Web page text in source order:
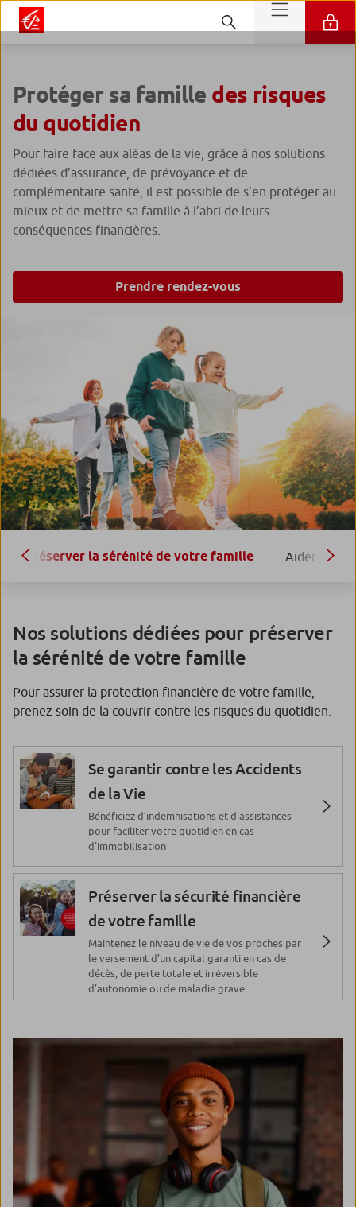
Protéger sa famille des risques
du quotidien
Pour faire face aux aléas de la vie, grâce à nos solutions
dédiées d’assurance, de prévoyance et de
complémentaire santé, il est possible de s’en protéger au
mieux et de mettre sa famille à l’abri de leurs
conséquences financières.
Prendre rendez-vous
Préserver la sérénité de votre famille Aider et
Nos solutions dédiées pour préserver
la sérénité de votre famille
Pour assurer la protection financière de votre famille,
prenez soin de la couvrir contre les risques du quotidien.
Se garantir contre les Accidents
de la Vie
Bénéficiez d’indemnisations et d’assistances
pour faciliter votre quotidien en cas
d’immobilisation
Préserver la sécurité financière
de votre famille
Maintenez le niveau de vie de vos proches par
le versement d’un capital garanti en cas de
décès, de perte totale et irréversible
d’autonomie ou de maladie grave.
Bénéficier d’une Protection
Préserver vos droits avec une Protection
Juridique et bénéficiez d’un service
d’informations juridiques 24h/24 et 7j/7 ainsi
que d’un accompagnement dans la résolution
des litiges.
Prévoir un soutien financier en